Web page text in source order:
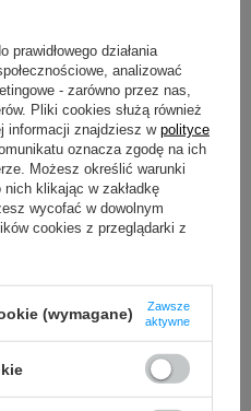
przyczyny
działania
analizować
- zarówno przez nas,
Pliki cookies służą również
informacji znajdziesz w polityce
oznacza zgodę na ich
Możesz określić warunki
klikając w zakładkę
wycofać w dowolnym
cookies z przeglądarki z
(wymagane)
Zawsze
aktywne